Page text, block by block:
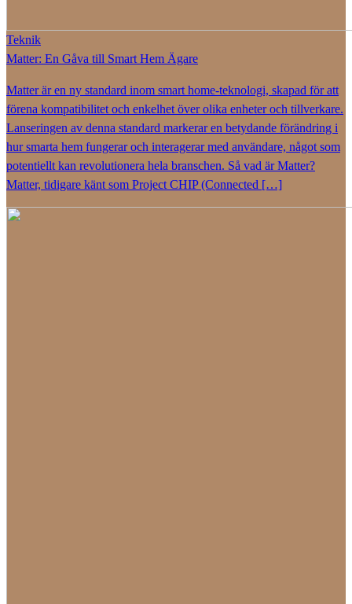
Teknik
Matter: En Gåva till Smart Hem Ägare
Matter är en ny standard inom smart home-teknologi, skapad för att
förena kompatibilitet och enkelhet över olika enheter och tillverkare.
Lanseringen av denna standard markerar en betydande förändring i
hur smarta hem fungerar och interagerar med användare, något som
potentiellt kan revolutionera hela branschen. Så vad är Matter?
Matter, tidigare känt som Project CHIP (Connected […]